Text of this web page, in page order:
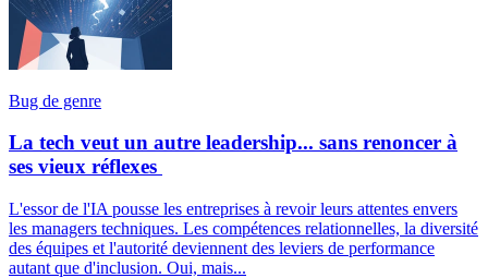
Bug de genre
La tech veut un autre leadership... sans renoncer à
ses vieux réflexes
L'essor de l'IA pousse les entreprises à revoir leurs attentes envers
les managers techniques. Les compétences relationnelles, la diversité
des équipes et l'autorité deviennent des leviers de performance
autant que d'inclusion. Oui, mais...